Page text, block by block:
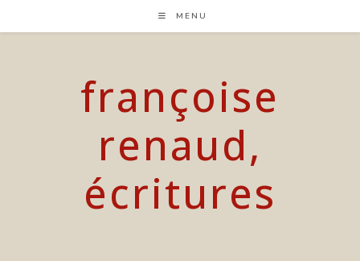
content
MENU
françoise
renaud,
écritures